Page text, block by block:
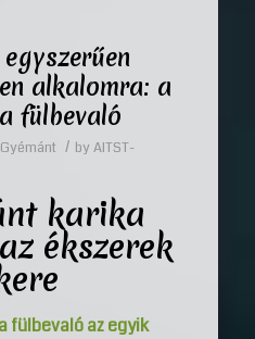
alkalomra: a
fülbevaló
Gyémánt / by AITST-
karika
ékszerek
fülbevaló az egyik